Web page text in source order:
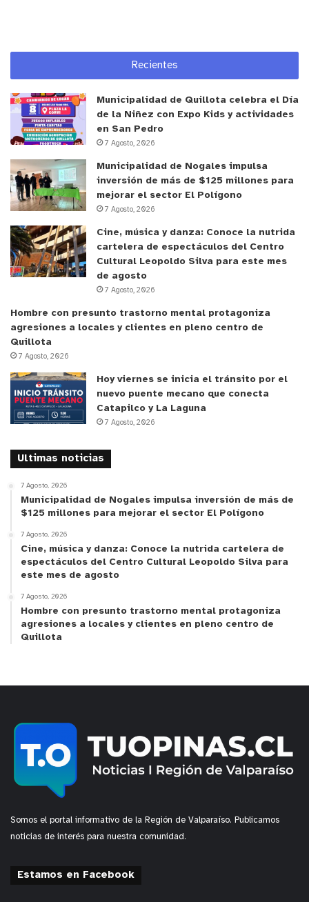
Siempre se deben mantener en forma separada los
alimentos crudos de los ya preparados y listos para
consumir (evitar contaminación cruzada).
higiénicas de infraestructura.
Los trabajadores y trabajadoras de la Seremi de
provincias y comunas de la región de Valparaíso
bajo un sistema de turnos durante todos los días
fiscalizando al comercio de venta de comida para
garantizar un consumo seguro de alimentos en
estas celebraciones de Fiestas Patrias.
y tú, ¿qué opinas?
Recientes
Municipalidad de Quillota celebra el Día
de la Niñez con Expo Kids y actividades
en San Pedro
7 Agosto, 2026
Municipalidad de Nogales impulsa
inversión de más de $125 millones para
mejorar el sector El Polígono
7 Agosto, 2026
Cine, música y danza: Conoce la nutrida
cartelera de espectáculos del Centro
Cultural Leopoldo Silva para este mes
de agosto
7 Agosto, 2026
Hombre con presunto trastorno mental protagoniza
agresiones a locales y clientes en pleno centro de
Quillota
7 Agosto, 2026
Hoy viernes se inicia el tránsito por el
nuevo puente mecano que conecta
Catapilco y La Laguna
7 Agosto, 2026
Ultimas noticias
7 Agosto, 2026
Municipalidad de Nogales impulsa inversión de más de
$125 millones para mejorar el sector El Polígono
7 Agosto, 2026
Cine, música y danza: Conoce la nutrida cartelera de
espectáculos del Centro Cultural Leopoldo Silva para
este mes de agosto
7 Agosto, 2026
Hombre con presunto trastorno mental protagoniza
agresiones a locales y clientes en pleno centro de
Quillota
Somos el portal informativo de la Región de Valparaíso. Publicamos
noticias de interés para nuestra comunidad.
Estamos en Facebook